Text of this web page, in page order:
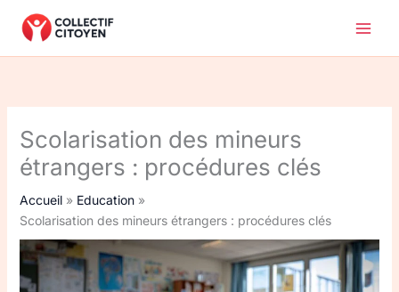
Scolarisation des mineurs
étrangers : procédures clés
Accueil
Education
Scolarisation des mineurs étrangers : procédures clés